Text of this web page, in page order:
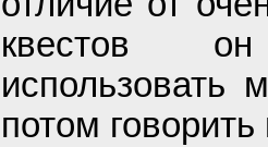
квестов
использовать
потом